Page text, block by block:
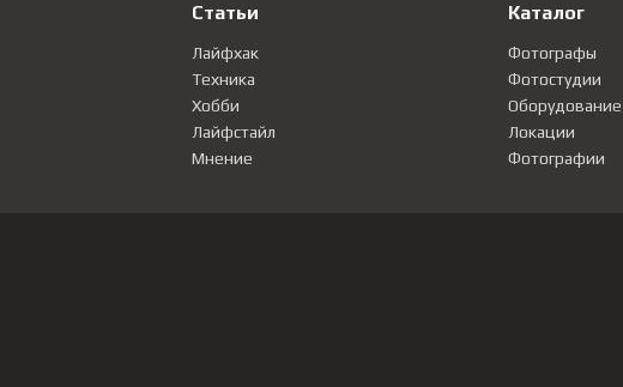
Статьи
Лайфхак
Техника
Хобби
Лайфстайл
Мнение
Каталог
Фотографы
Фотостудии
Оборудование
Локации
Фотографии